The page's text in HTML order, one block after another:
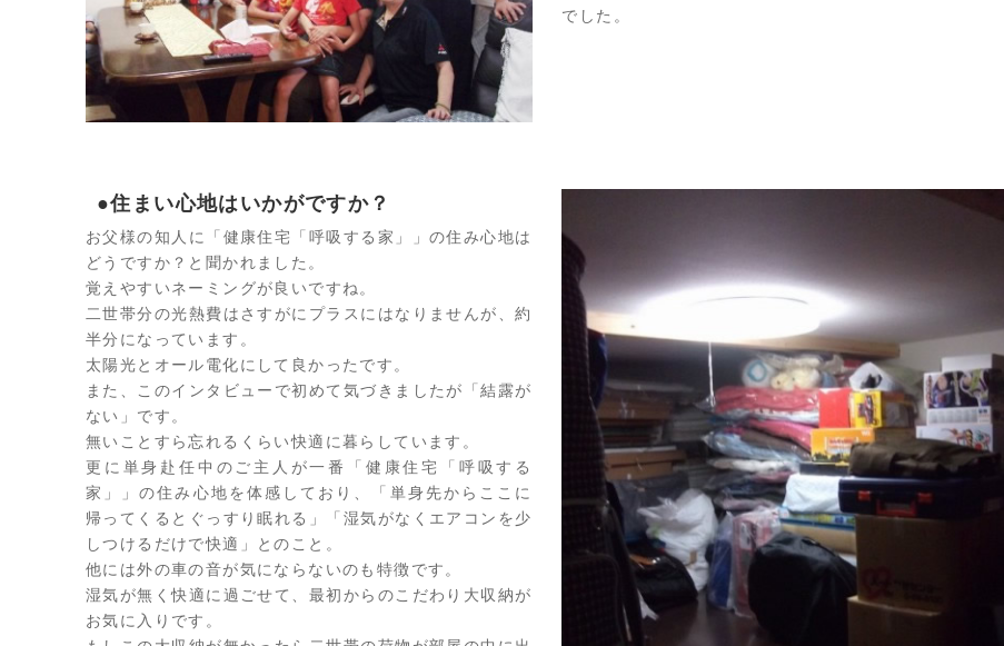
でした。
●住まい心地はいかがですか？
お父様の知人に「健康住宅「呼吸する家」」の住み心地は
どうですか？と聞かれました。
覚えやすいネーミングが良いですね。
二世帯分の光熱費はさすがにプラスにはなりませんが、約
半分になっています。
太陽光とオール電化にして良かったです。
また、このインタビューで初めて気づきましたが「結露が
ない」です。
無いことすら忘れるくらい快適に暮らしています。
更に単身赴任中のご主人が一番「健康住宅「呼吸する
家」」の住み心地を体感しており、「単身先からここに
帰ってくるとぐっすり眠れる」「湿気がなくエアコンを少
しつけるだけで快適」とのこと。
他には外の車の音が気にならないのも特徴です。
湿気が無く快適に過ごせて、最初からのこだわり大収納が
お気に入りです。